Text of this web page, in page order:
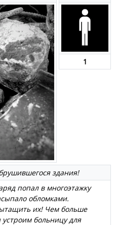
здания!
попал в многоэтажку
обломками.
их! Чем больше
больницу для
1